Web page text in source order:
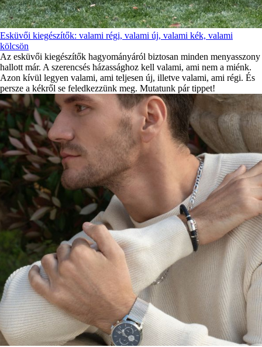
Esküvői kiegészítők: valami régi, valami új, valami kék, valami
kölcsön
Az esküvői kiegészítők hagyományáról biztosan minden menyasszony
hallott már. A szerencsés házassághoz kell valami, ami nem a miénk.
Azon kívül legyen valami, ami teljesen új, illetve valami, ami régi. És
persze a kékről se feledkezzünk meg. Mutatunk pár tippet!